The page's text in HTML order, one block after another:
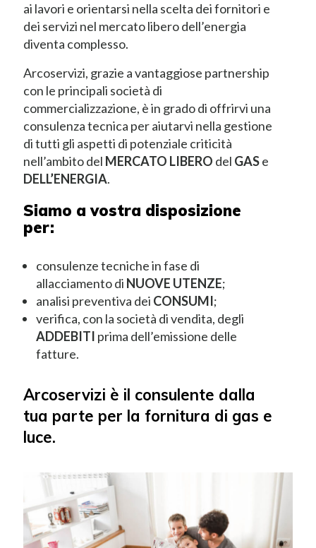
ai lavori e orientarsi nella scelta dei fornitori e
dei servizi nel mercato libero dell’energia
diventa complesso.
Arcoservizi, grazie a vantaggiose partnership
con le principali società di
commercializzazione, è in grado di offrirvi una
consulenza tecnica per aiutarvi nella gestione
di tutti gli aspetti di potenziale criticità
nell’ambito del MERCATO LIBERO del GASe
DELL’ENERGIA.
Siamo a vostra disposizione
per:
consulenze tecniche in fase di
allacciamento di NUOVE UTENZE;
analisi preventiva dei CONSUMI;
verifica, con la società di vendita, degli
ADDEBITI prima dell’emissione delle
fatture.
Arcoservizi è il consulente dalla
tua parte per la fornitura di gas e
luce.